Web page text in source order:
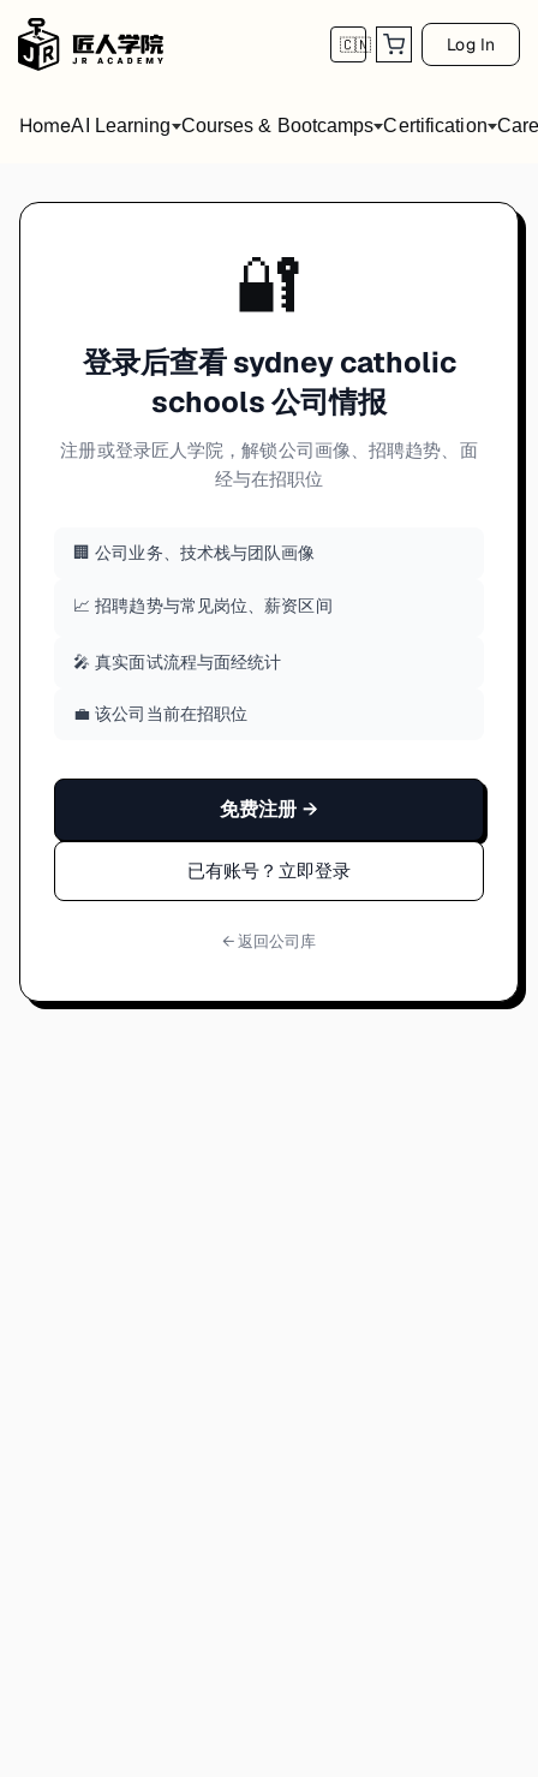
🇨🇳 Log In
HomeAI Learning Courses & Bootcamps Certification
🔐
登录后查看 sydney catholic
schools 公司情报
注册或登录匠人学院，解锁公司画像、招聘趋势、面
经与在招职位
🏢 公司业务、技术栈与团队画像
📈 招聘趋势与常见岗位、薪资区间
🎤 真实面试流程与面经统计
💼 该公司当前在招职位
免费注册 →
已有账号？立即登录
← 返回公司库